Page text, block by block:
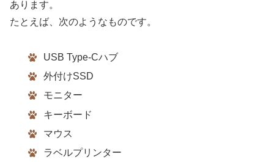
あります。
たとえば、次のようなものです。
USB Type-Cハブ
外付けSSD
モニター
キーボード
マウス
ラベルプリンター